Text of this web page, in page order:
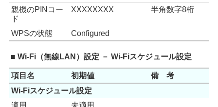
親機のPINコー
ド
XXXXXXXX 半角数字8桁
WPSの状態 Configured
■ Wi-Fi（無線LAN）設定 － Wi-Fiスケジュール設定
項目名 初期値
備 考
Wi-Fiスケジュール設定